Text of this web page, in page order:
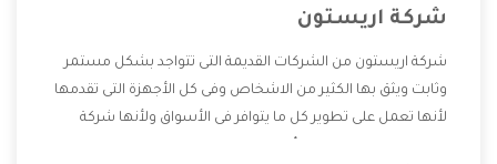
شركة اريستون
شركة اريستون من الشركات القديمة التى تتواجد بشكل مستمر
وثابت ويثق بها الكثير من الاشخاص وفى كل الأجهزة التى تقدمها
لأنها تعمل على تطوير كل ما يتوافر فى الأسواق ولأنها شركة